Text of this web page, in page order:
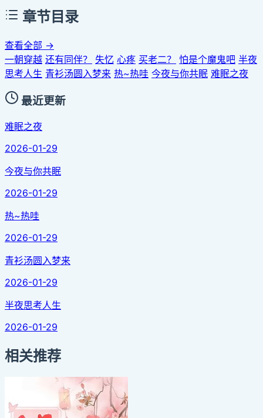
章节目录
查看全部 →
一朝穿越 还有同伴？ 失忆 心疼 买老二？ 怕是个魔鬼吧 半夜
思考人生 青衫汤圆入梦来 热~热哇 今夜与你共眠 难眠之夜
最近更新
难眠之夜
2026-01-29
今夜与你共眠
2026-01-29
热~热哇
2026-01-29
青衫汤圆入梦来
2026-01-29
半夜思考人生
2026-01-29
相关推荐